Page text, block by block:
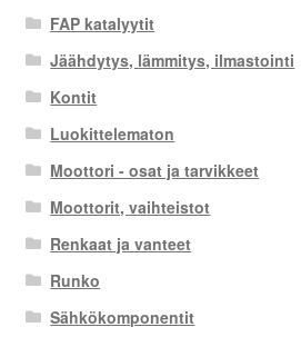
FAP katalyytit
Jäähdytys, lämmitys, ilmastointi
Kontit
Luokittelematon
Moottori - osat ja tarvikkeet
Moottorit, vaihteistot
Renkaat ja vanteet
Runko
Sähkökomponentit